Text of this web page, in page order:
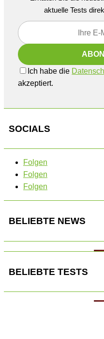
aktuelle Tests
Ich habe die
akzeptiert.
SOCIALS
Folgen
Folgen
Folgen
BELIEBTE NEWS
BELIEBTE TESTS